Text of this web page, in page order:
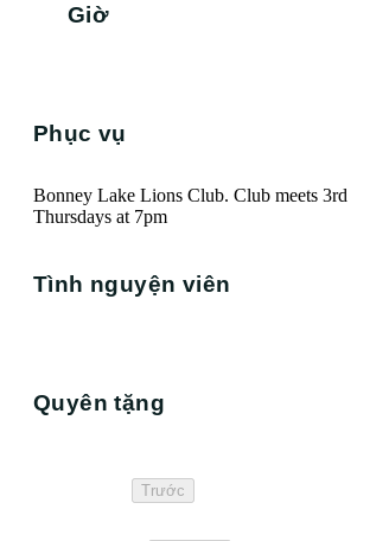
Giờ
Phục vụ
Bonney Lake Lions Club. Club meets 3rd
Thursdays at 7pm
Tình nguyện viên
Quyên tặng
Trước